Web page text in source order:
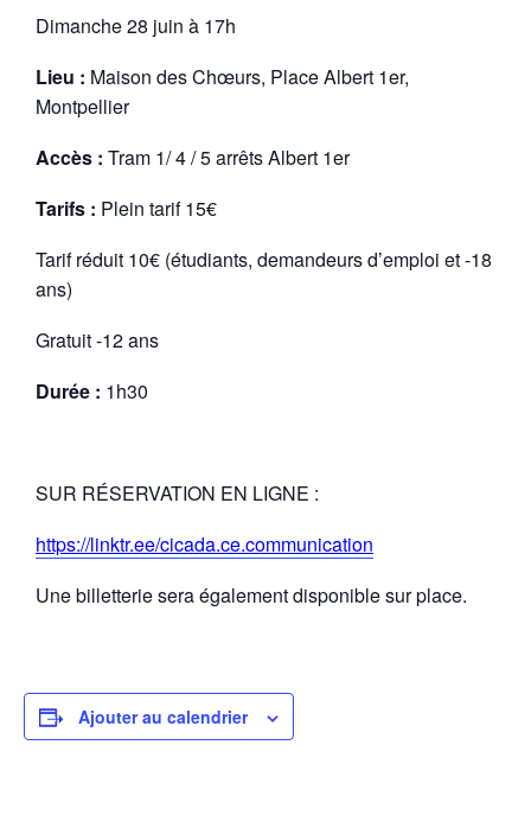
Dimanche 28 juin à 17h
Lieu : Maison des Chœurs, Place Albert 1er,
Montpellier
Accès : Tram 1/ 4 / 5 arrêts Albert 1er
Tarifs : Plein tarif 15€
Tarif réduit 10€ (étudiants, demandeurs d’emploi et -18
ans)
Gratuit -12 ans
Durée : 1h30
SUR RÉSERVATION EN LIGNE :
https://linktr.ee/cicada.ce.communication
Une billetterie sera également disponible sur place.
Ajouter au calendrier